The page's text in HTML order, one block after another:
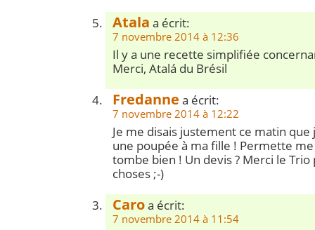
Atala a écrit:
7 novembre 2014 à 12:36
Il y a une recette simplifiée
Merci, Atalá du Brésil
Fredanne a écrit:
7 novembre 2014 à 12:22
Je me disais justement ce matin
une poupée à ma fille ! Permette
tombe bien ! Un devis ? Merci le Trio
choses ;-)
Caroa écrit:
7 novembre 2014 à 11:54